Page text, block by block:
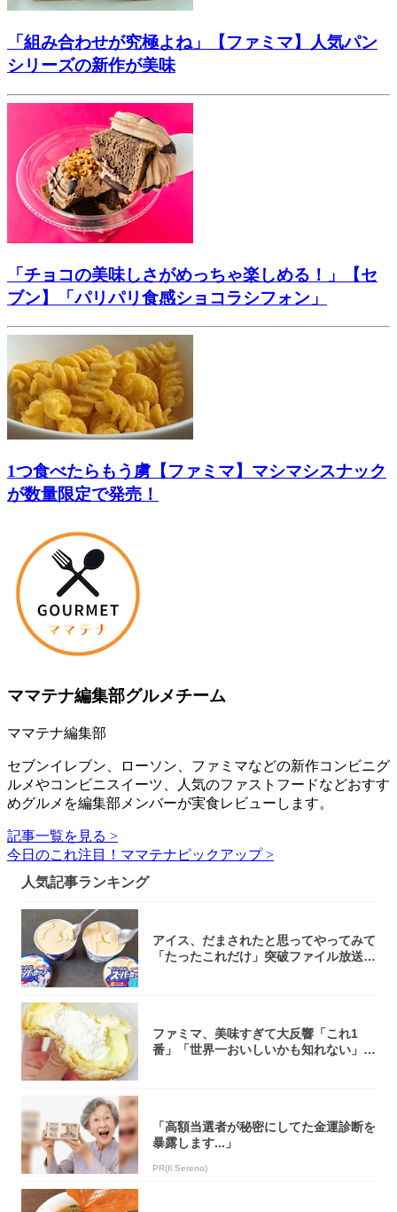
「組み合わせが究極よね」【ファミマ】人気パン
シリーズの新作が美味
「チョコの美味しさがめっちゃ楽しめる！」【セ
ブン】「パリパリ食感ショコラシフォン」
1つ食べたらもう虜【ファミマ】マシマシスナック
が数量限定で発売！
ママテナ編集部グルメチーム
ママテナ編集部
セブンイレブン、ローソン、ファミマなどの新作コンビニグ
ルメやコンビニスイーツ、人気のファストフードなどおすす
めグルメを編集部メンバーが実食レビューします。
記事一覧を見る >
今日のこれ注目！ママテナピックアップ >
人気記事ランキング
アイス、だまされたと思ってやってみて
「たったこれだけ」突破ファイル放送で
ファミマ、美味すぎて大反響「これ1
番」「世界一おいしいかも知れない」
「高額当選者が秘密にしてた金運診断を
暴露します...」
PR(Il Sereno)